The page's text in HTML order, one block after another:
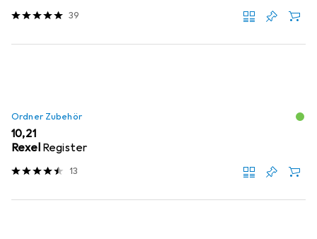
39
Ordner Zubehör
EUR
10,21
Rexel Register
13